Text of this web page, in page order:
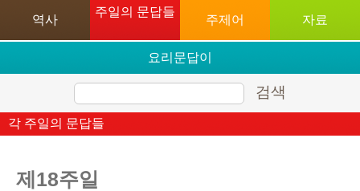
역사
주일의 문답들
주제어 자료
요리문답이
검색
각 주일의 문답들
제18주일